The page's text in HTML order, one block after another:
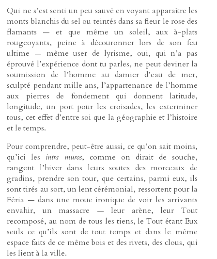
Qui ne s’est senti un peu sauvé en voyant apparaître les
monts blanchis du sel ou teintés dans sa fleur le rose des
flamants — et que même un soleil, aux à-plats
rougeoyants, peine à découronner lors de son feu
ultime — même user de lyrisme, oui, qui n’a pas
éprouvé l’expérience dont tu parles, ne peut deviner la
soumission de l’homme au damier d’eau de mer,
sculpté pendant mille ans, l’appartenance de l’homme
aux pierres de fondement qui donnent latitude,
longitude, un port pour les croisades, les exterminer
tous, cet effet d’entre soi que la géographie et l’histoire
et le temps.
Pour comprendre, peut-être aussi, ce qu’on sait moins,
qu’ici les intra muros, comme on dirait de souche,
rangent l’hiver dans leurs soutes des morceaux de
gradins, prendre son tour, que certains, parmi eux, ils
sont tirés au sort, un lent cérémonial, ressortent pour la
Féria — dans une moue ironique de voir les arrivants
envahir, un massacre — leur arène, leur Tout
recomposé, au nom de tous les tiens, le Tout étant Eux
seuls ce qu’ils sont de tout temps et dans le même
espace faits de ce même bois et des rivets, des clous, qui
les lient à la ville.